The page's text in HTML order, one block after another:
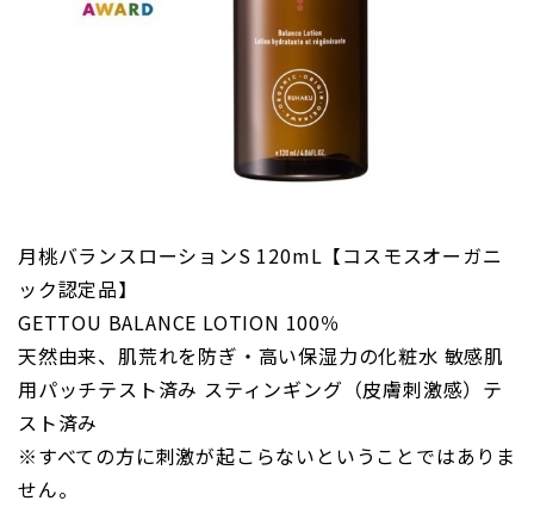
月桃バランスローションS 120mL【コスモスオーガニ
ック認定品】
GETTOU BALANCE LOTION 100％
天然由来、肌荒れを防ぎ・高い保湿力の化粧水 敏感肌
用パッチテスト済み スティンギング（皮膚刺激感）テ
スト済み
※すべての方に刺激が起こらないということではありま
せん。